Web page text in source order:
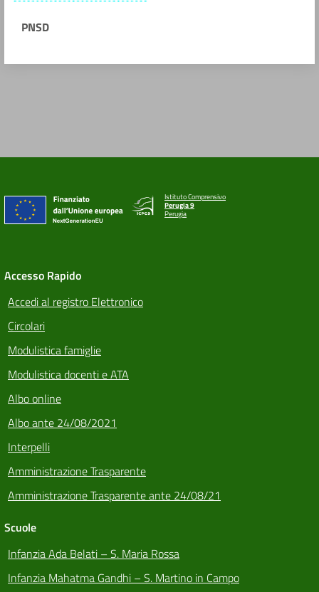
PNSD
Istituto Comprensivo
Perugia 9
Perugia
Accesso Rapido
Accedi al registro Elettronico
Circolari
Modulistica famiglie
Modulistica docenti e ATA
Albo online
Albo ante 24/08/2021
Interpelli
Amministrazione Trasparente
Amministrazione Trasparente ante 24/08/21
Scuole
Infanzia Ada Belati – S. Maria Rossa
Infanzia Mahatma Gandhi – S. Martino in Campo